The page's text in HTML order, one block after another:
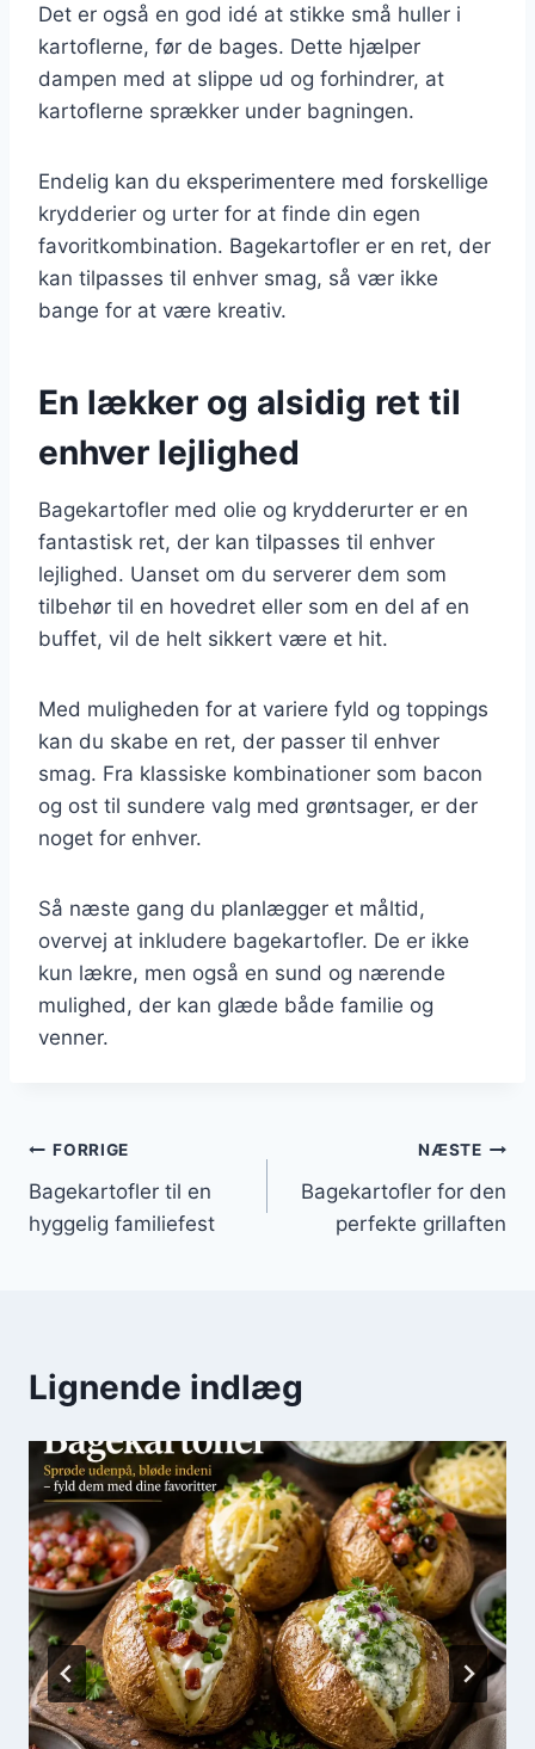
Det er også en god idé at stikke små huller i
kartoflerne, før de bages. Dette hjælper
dampen med at slippe ud og forhindrer, at
kartoflerne sprækker under bagningen.
Endelig kan du eksperimentere med forskellige
krydderier og urter for at finde din egen
favoritkombination. Bagekartofler er en ret, der
kan tilpasses til enhver smag, så vær ikke
bange for at være kreativ.
En lækker og alsidig ret til
enhver lejlighed
Bagekartofler med olie og krydderurter er en
fantastisk ret, der kan tilpasses til enhver
lejlighed. Uanset om du serverer dem som
tilbehør til en hovedret eller som en del af en
buffet, vil de helt sikkert være et hit.
Med muligheden for at variere fyld og toppings
kan du skabe en ret, der passer til enhver
smag. Fra klassiske kombinationer som bacon
og ost til sundere valg med grøntsager, er der
noget for enhver.
Så næste gang du planlægger et måltid,
overvej at inkludere bagekartofler. De er ikke
kun lækre, men også en sund og nærende
mulighed, der kan glæde både familie og
venner.
Indlægsnavigation
FORRIGE
Bagekartofler til en
hyggelig familiefest
NÆSTE
Bagekartofler for den
perfekte grillaften
Lignende indlæg